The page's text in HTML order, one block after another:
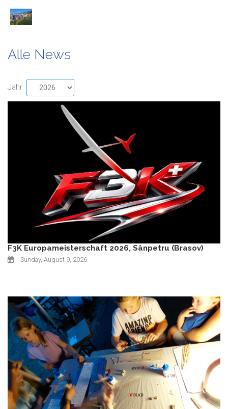
Alle News
Jahr
F3K Europameisterschaft 2026, Sânpetru (Brasov)
Sunday, August 9, 2026